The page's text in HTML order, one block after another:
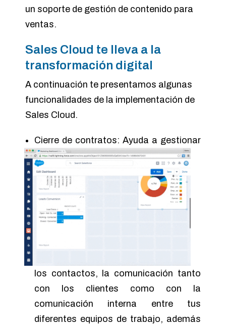
un soporte de gestión de contenido para
ventas.
Sales Cloud te lleva a la
transformación digital
A continuación te presentamos algunas
funcionalidades de la implementación de
Sales Cloud.
Cierre de contratos: Ayuda a gestionar
los contactos, la comunicación tanto
con los clientes como con la
comunicación interna entre tus
diferentes equipos de trabajo, además